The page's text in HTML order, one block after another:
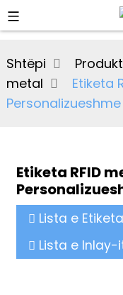
Shtëpi
metal
Etiketa
Personalizueshme
Etiketa RFID
Lista e
Lista e Inlay-